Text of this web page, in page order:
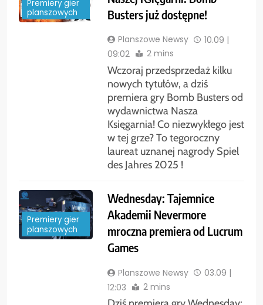
Premiery gier
planszowych
Busters już dostępne!
Planszowe Newsy
10.09 |
09:02
2 mins
Wczoraj przedsprzedaż kilku
nowych tytułów, a dziś
premiera gry Bomb Busters od
wydawnictwa Nasza
Księgarnia! Co niezwykłego jest
w tej grze? To tegoroczny
laureat uznanej nagrody Spiel
des Jahres 2025 !
Premiery gier
planszowych
Wednesday: Tajemnice
Akademii Nevermore
mroczna premiera od Lucrum
Games
Planszowe Newsy
03.09 |
12:03
2 mins